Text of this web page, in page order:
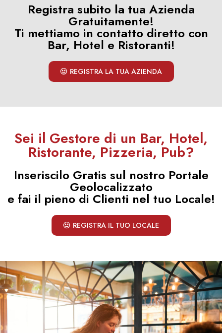
Registra subito la tua Azienda
Gratuitamente!
Ti mettiamo in contatto diretto con
Bar, Hotel e Ristoranti!
REGISTRA LA TUA AZIENDA
Sei il Gestore di un Bar, Hotel,
Ristorante, Pizzeria, Pub?
Inseriscilo Gratis sul nostro Portale
Geolocalizzato
e fai il pieno di Clienti nel tuo Locale!
REGISTRA IL TUO LOCALE